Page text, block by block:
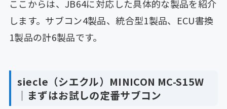
ここからは、JB64に対応した具体的な製品を紹介
します。サブコン4製品、統合型1製品、ECU書換
1製品の計6製品です。
siecle（シエクル）MINICON MC-S15W
｜まずはお試しの定番サブコン